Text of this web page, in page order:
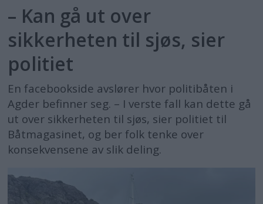
– Kan gå ut over
sikkerheten til sjøs, sier
politiet
En facebookside avslører hvor politibåten i
Agder befinner seg. – I verste fall kan dette gå
ut over sikkerheten til sjøs, sier politiet til
Båtmagasinet, og ber folk tenke over
konsekvensene av slik deling.